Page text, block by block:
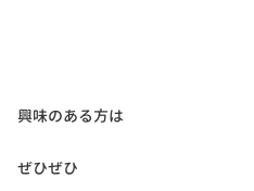
興味のある方は
ぜひぜひ